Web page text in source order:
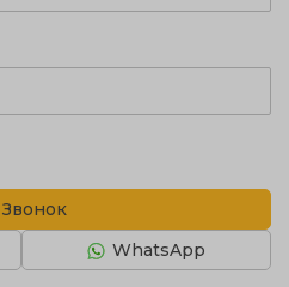
Звонок
WhatsApp